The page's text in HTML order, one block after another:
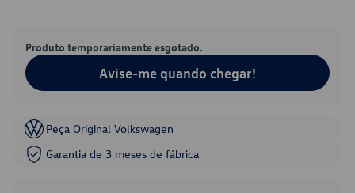
Produto temporariamente esgotado.
Avise-me quando chegar!
Peça Original Volkswagen
Garantia de 3 meses de fábrica